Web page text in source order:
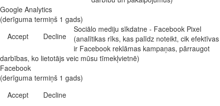
Google Analytics
(derīguma termiņš 1 gads)
Accept
Decline
Sociālo mediju sīkdatne - Facebook Pixel
(analītikas rīks, kas palīdz noteikt, cik efektīvas
ir Facebook reklāmas kampaņas, pārraugot
darbības, ko lietotājs veic mūsu tīmekļvietnē)
Facebook
(derīguma termiņš 1 gads)
Accept
Decline